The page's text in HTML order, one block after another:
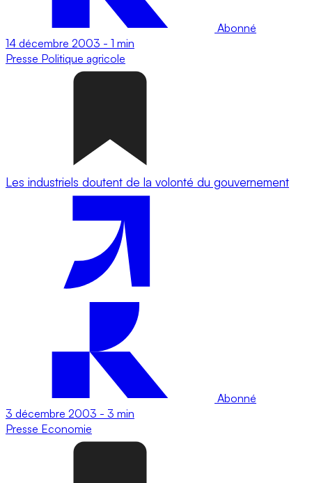
Abonné
14 décembre 2003 - 1 min
Presse Politique agricole
Les industriels doutent de la volonté du gouvernement
Abonné
3 décembre 2003 - 3 min
Presse Economie